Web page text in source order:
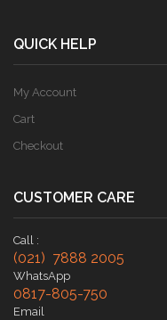
QUICK HELP
My Account
Cart
Checkout
CUSTOMER CARE
Call :
(021) 7888 2005
WhatsApp
0817-805-750
Email